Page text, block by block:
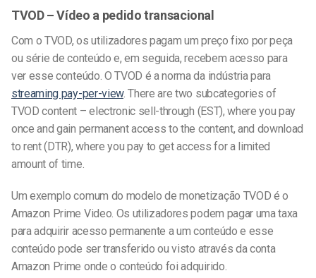
TVOD – Vídeo a pedido transacional
Com o TVOD, os utilizadores pagam um preço fixo por peça
ou série de conteúdo e, em seguida, recebem acesso para
ver esse conteúdo. O TVOD é a norma da indústria para
streaming pay-per-view. There are two subcategories of
TVOD content – electronic sell-through (EST), where you pay
once and gain permanent access to the content, and download
to rent (DTR), where you pay to get access for a limited
amount of time.
Um exemplo comum do modelo de monetização TVOD é o
Amazon Prime Video. Os utilizadores podem pagar uma taxa
para adquirir acesso permanente a um conteúdo e esse
conteúdo pode ser transferido ou visto através da conta
Amazon Prime onde o conteúdo foi adquirido.